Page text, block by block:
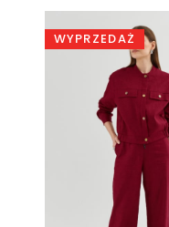
WYPRZEDAŻ